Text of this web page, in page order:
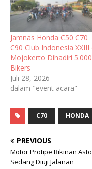
Jamnas Honda C50 C70
C90 Club Indonesia XXIII
Mojokerto Dihadiri 5.000
Bikers
Juli 28, 2026
dalam "event acara"
C70 HONDA
PREVIOUS
Motor Protipe Bikinan
Sedang Diuji Jalanan